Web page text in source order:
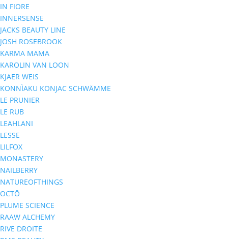
IN FIORE
INNERSENSE
JACKS BEAUTY LINE
JOSH ROSEBROOK
KARMA MAMA
KAROLIN VAN LOON
KJAER WEIS
KONNÌAKU KONJAC SCHWÄMME
LE PRUNIER
LE RUB
LEAHLANI
LESSE
LILFOX
MONASTERY
NAILBERRY
NATUREOFTHINGS
OCTŌ
PLUME SCIENCE
RAAW ALCHEMY
RIVE DROITE